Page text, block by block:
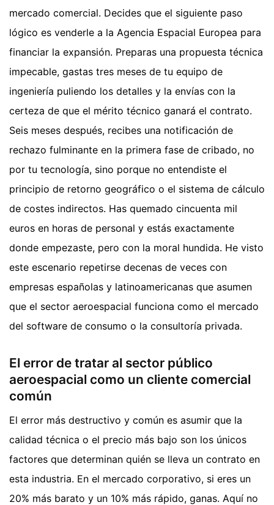
mercado comercial. Decides que el siguiente paso
lógico es venderle a la Agencia Espacial Europea para
financiar la expansión. Preparas una propuesta técnica
impecable, gastas tres meses de tu equipo de
ingeniería puliendo los detalles y la envías con la
certeza de que el mérito técnico ganará el contrato.
Seis meses después, recibes una notificación de
rechazo fulminante en la primera fase de cribado, no
por tu tecnología, sino porque no entendiste el
principio de retorno geográfico o el sistema de cálculo
de costes indirectos. Has quemado cincuenta mil
euros en horas de personal y estás exactamente
donde empezaste, pero con la moral hundida. He visto
este escenario repetirse decenas de veces con
empresas españolas y latinoamericanas que asumen
que el sector aeroespacial funciona como el mercado
del software de consumo o la consultoría privada.
El error de tratar al sector público
aeroespacial como un cliente comercial
común
El error más destructivo y común es asumir que la
calidad técnica o el precio más bajo son los únicos
factores que determinan quién se lleva un contrato en
esta industria. En el mercado corporativo, si eres un
20% más barato y un 10% más rápido, ganas. Aquí no